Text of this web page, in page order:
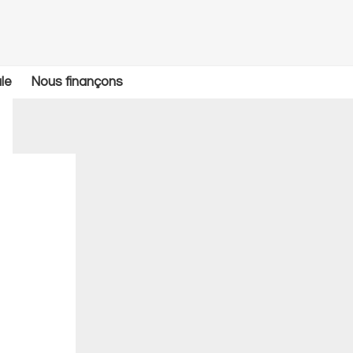
Nous finançons